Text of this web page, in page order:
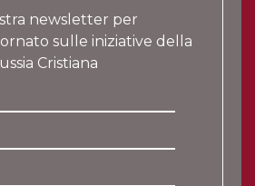
newsletter per
sulle iniziative della
Cristiana